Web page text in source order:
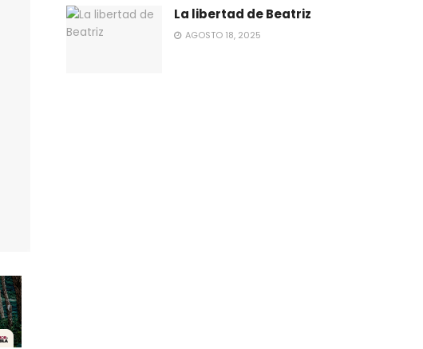
La libertad de Beatriz
AGOSTO 18, 2025